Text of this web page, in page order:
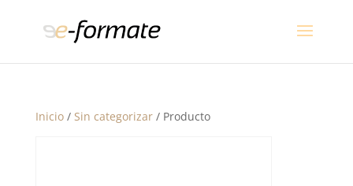
Inicio/ Sin categorizar/ Producto